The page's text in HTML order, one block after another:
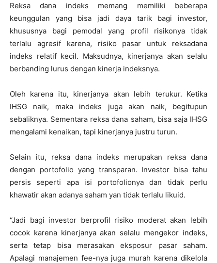
Reksa dana indeks memang memiliki beberapa
keunggulan yang bisa jadi daya tarik bagi investor,
khususnya bagi pemodal yang profil risikonya tidak
terlalu agresif karena, risiko pasar untuk reksadana
indeks relatif kecil. Maksudnya, kinerjanya akan selalu
berbanding lurus dengan kinerja indeksnya.
Oleh karena itu, kinerjanya akan lebih terukur. Ketika
IHSG naik, maka indeks juga akan naik, begitupun
sebaliknya. Sementara reksa dana saham, bisa saja IHSG
mengalami kenaikan, tapi kinerjanya justru turun.
Selain itu, reksa dana indeks merupakan reksa dana
dengan portofolio yang transparan. Investor bisa tahu
persis seperti apa isi portofolionya dan tidak perlu
khawatir akan adanya saham yan tidak terlalu likuid.
“Jadi bagi investor berprofil risiko moderat akan lebih
cocok karena kinerjanya akan selalu mengekor indeks,
serta tetap bisa merasakan eksposur pasar saham.
Apalagi manajemen fee-nya juga murah karena dikelola